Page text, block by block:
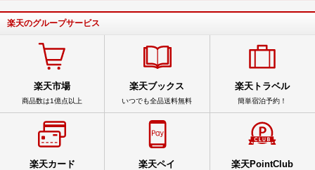
楽天のグループサービス
楽天市場
商品数は1億点以上
楽天ブックス
いつでも全品送料無料
楽天トラベル
簡単宿泊予約！
楽天カード 楽天ペイ 楽天PointClub